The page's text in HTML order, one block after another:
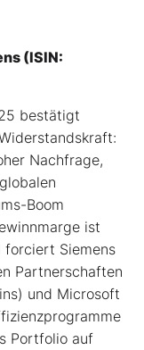
(ISIN:
bestätigt
Nachfrage,
Boom
ist
forciert Siemens
Partnerschaften
und Microsoft
Portfolio auf